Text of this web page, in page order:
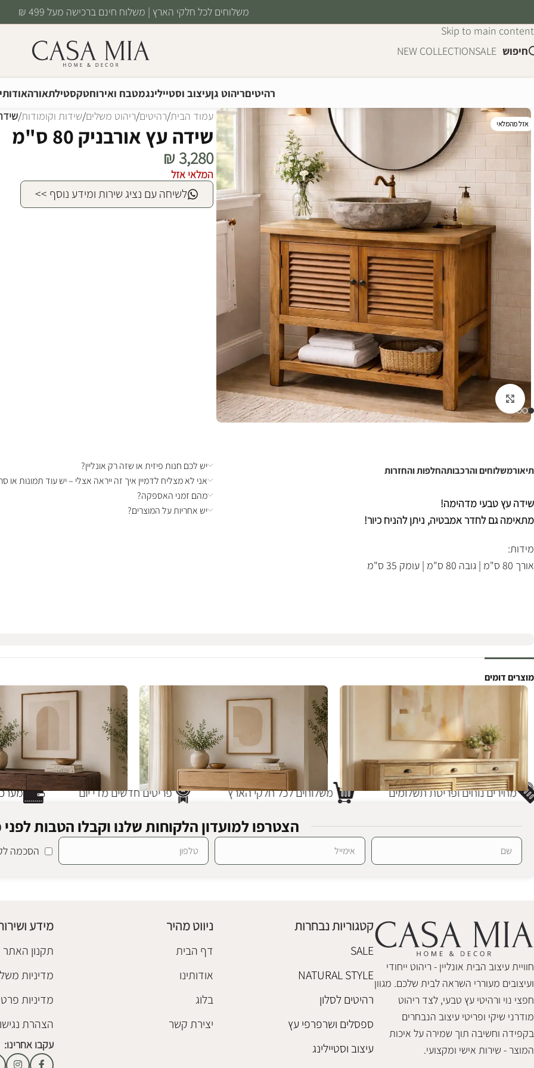
Skip to main content
משלוחים לכל חלקי הארץ | משלוח חינם ברכישה מעל 499 ₪
חיפוש SALE
NEW COLLECTION
רהיטיםריהוט גןעיצוב וסטיילינגמטבח ואירוחטקסטילתאורה
אזל מהמלאי
לחצו להגדלה
עמוד הבית/רהיטים/ריהוט משלים/שידות וקומודות/שידה
שידה עץ אורבניק 80 ס"מ
₪3,280
המלאי אזל
לשיחה עם נציג שירות ומידע נוסף >>
תיאורמשלוחים והרכבותהחלפות והחזרות
שידה עץ טבעי מדהימה!
מתאימה גם לחדר אמבטיה, ניתן להניח כיור!
מידות:
אורך 80 ס"מ | גובה 80 ס"מ | עומק 35 ס"מ
יש לכם חנות פיזית או שזה רק אונליין?
אני לא מצליח לדמיין איך זה ייראה אצלי – יש עוד תמונות או
מהם זמני האספקה?
יש אחריות על המוצרים?
מוצרים דומים
₪ 5,480
הוספה לסל
₪5,680
פריטים חדשים מדי יום משלוחים לכל חלקי הארץ מחירים נוחים ופריסת תשלומים
הצטרפו למועדון הלקוחות שלנו וקבלו הטבות
הסכמה
חוויית עיצוב הבית אונליין - ריהוט ייחודי
ועיצובים מעוררי השראה לבית שלכם. מגוון
חפצי נוי ורהיטי עץ טבעי, לצד ריהוט
מודרני שיקי ופריטי עיצוב הנבחרים
בקפידה וחשיבה תוך שמירה על איכות
המוצר - שירות אישי ומקצועי.
קטגוריות נבחרות
SALE
NATURAL STYLE
רהיטים לסלון
ספסלים ושרפרפי עץ
עיצוב וסטיילינג
ניווט מהיר
דף הבית
אודותינו
בלוג
יצירת קשר
מידע
תקנון האתר
מדיניות
מדיניות
הצהרת
עקבו אחרינו: